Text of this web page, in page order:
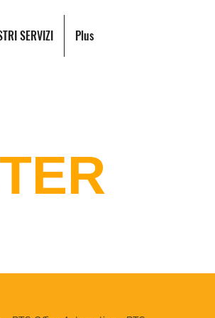
SERVIZI Plus